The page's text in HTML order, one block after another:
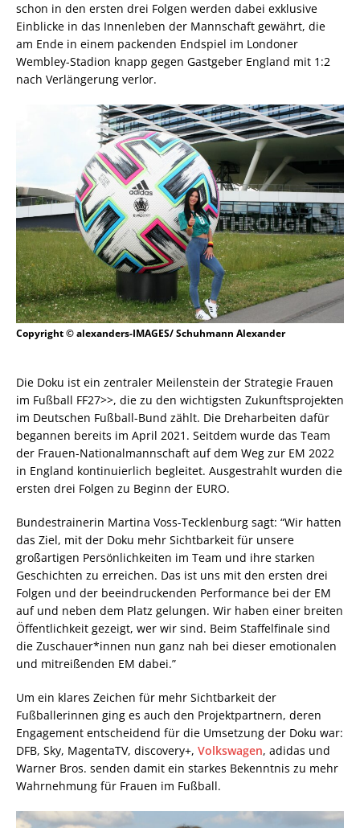
schon in den ersten drei Folgen werden dabei exklusive
Einblicke in das Innenleben der Mannschaft gewährt, die
am Ende in einem packenden Endspiel im Londoner
Wembley-Stadion knapp gegen Gastgeber England mit 1:2
nach Verlängerung verlor.
Copyright © alexanders-IMAGES/ Schuhmann Alexander
Die Doku ist ein zentraler Meilenstein der Strategie Frauen
im Fußball FF27>>, die zu den wichtigsten Zukunftsprojekten
im Deutschen Fußball-Bund zählt. Die Dreharbeiten dafür
begannen bereits im April 2021. Seitdem wurde das Team
der Frauen-Nationalmannschaft auf dem Weg zur EM 2022
in England kontinuierlich begleitet. Ausgestrahlt wurden die
ersten drei Folgen zu Beginn der EURO.
Bundestrainerin Martina Voss-Tecklenburg sagt: “Wir hatten
das Ziel, mit der Doku mehr Sichtbarkeit für unsere
großartigen Persönlichkeiten im Team und ihre starken
Geschichten zu erreichen. Das ist uns mit den ersten drei
Folgen und der beeindruckenden Performance bei der EM
auf und neben dem Platz gelungen. Wir haben einer breiten
Öffentlichkeit gezeigt, wer wir sind. Beim Staffelfinale sind
die Zuschauer*innen nun ganz nah bei dieser emotionalen
und mitreißenden EM dabei.”
Um ein klares Zeichen für mehr Sichtbarkeit der
Fußballerinnen ging es auch den Projektpartnern, deren
Engagement entscheidend für die Umsetzung der Doku war:
DFB, Sky, MagentaTV, discovery+, Volkswagen, adidas und
Warner Bros. senden damit ein starkes Bekenntnis zu mehr
Wahrnehmung für Frauen im Fußball.